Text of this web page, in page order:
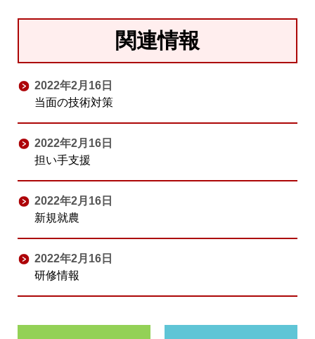
関連情報
2022年2月16日
当面の技術対策
2022年2月16日
担い手支援
2022年2月16日
新規就農
2022年2月16日
研修情報